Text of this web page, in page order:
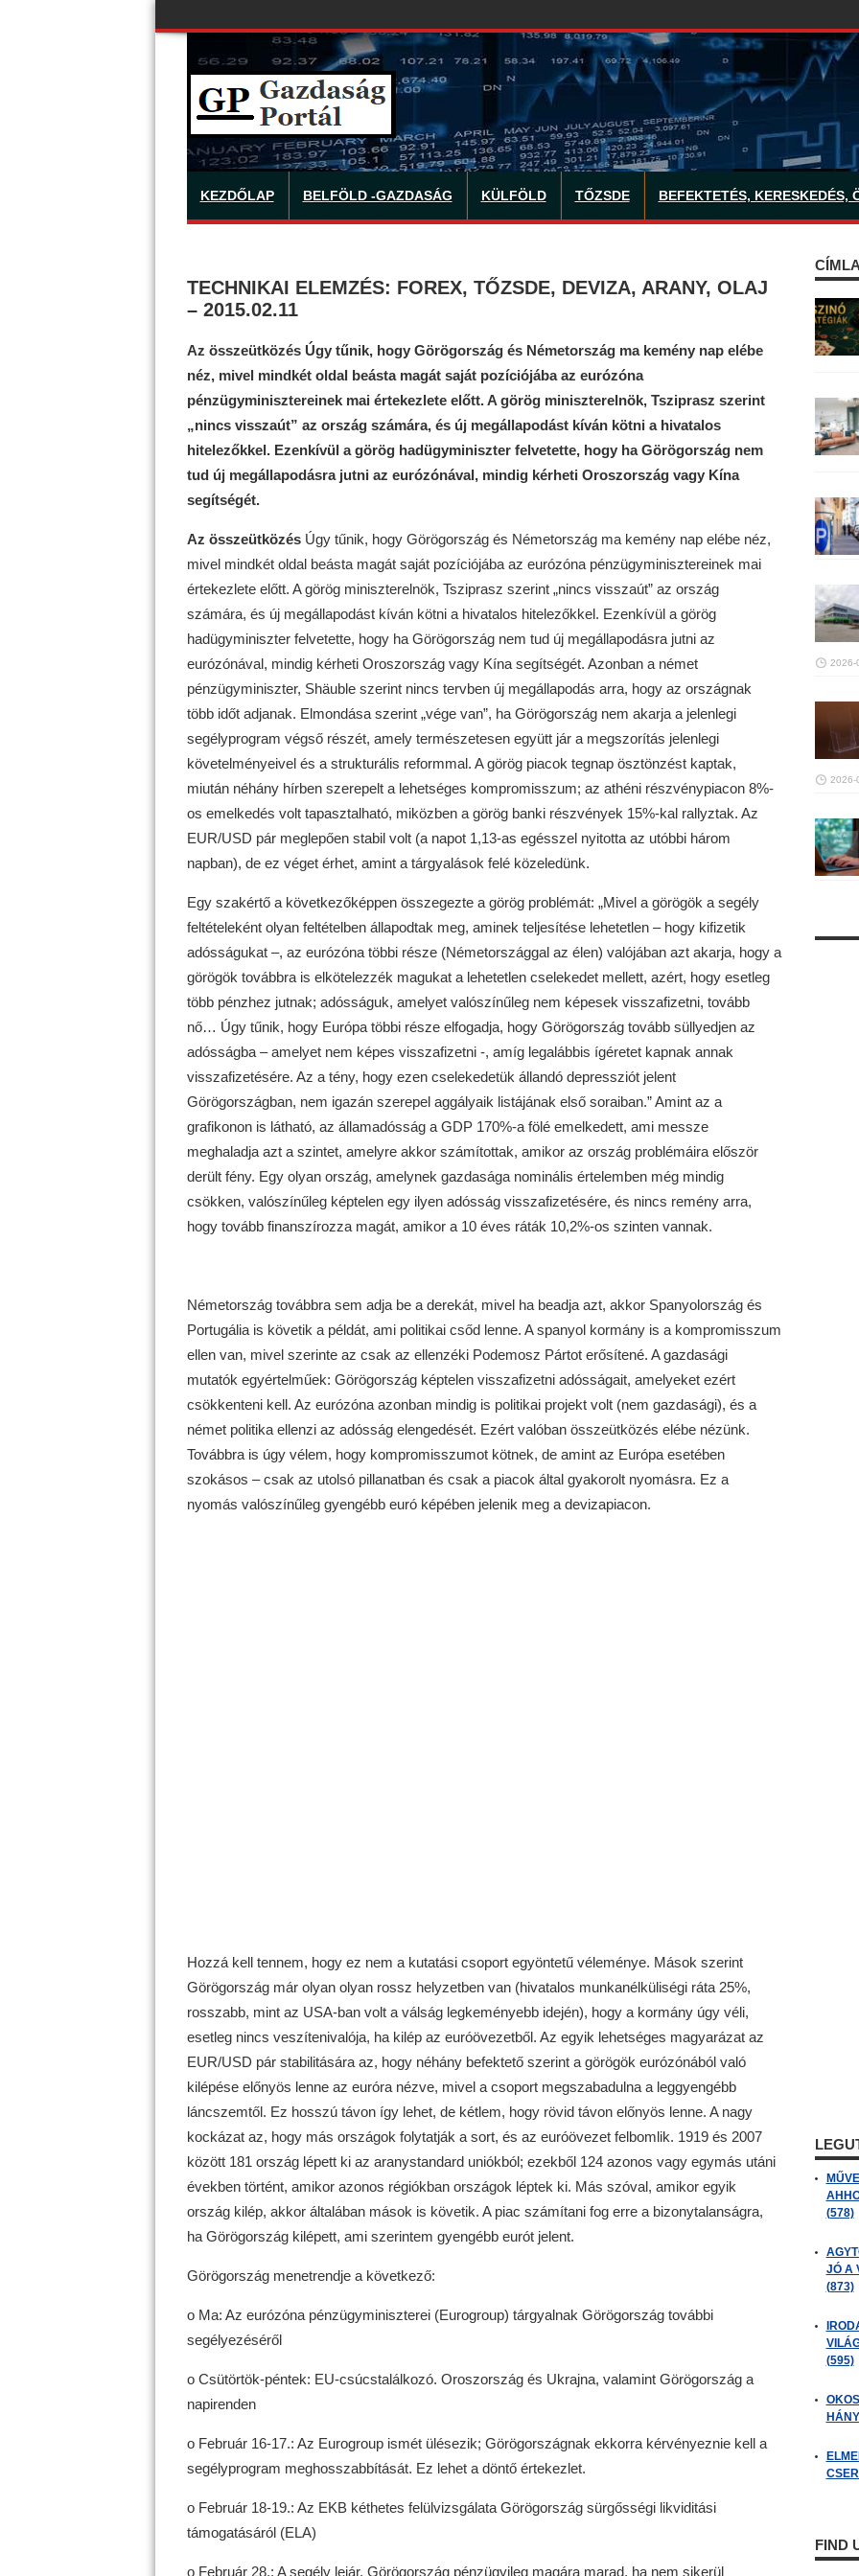
KEZDŐLAP BELFÖLD -GAZDASÁG KÜLFÖLD TŐZSDE BEFEKTETÉS, KERESKEDÉS,
TECHNIKAI ELEMZÉS: FOREX, TŐZSDE, DEVIZA, ARANY, OLAJ
– 2015.02.11
Az összeütközés Úgy tűnik, hogy Görögország és Németország ma kemény nap elébe
néz, mivel mindkét oldal beásta magát saját pozíciójába az eurózóna
pénzügyminisztereinek mai értekezlete előtt. A görög miniszterelnök, Tsziprasz szerint
„nincs visszaút” az ország számára, és új megállapodást kíván kötni a hivatalos
hitelezőkkel. Ezenkívül a görög hadügyminiszter felvetette, hogy ha Görögország nem
tud új megállapodásra jutni az eurózónával, mindig kérheti Oroszország vagy Kína
segítségét.
Az összeütközésÚgy tűnik, hogy Görögország és Németország ma kemény nap elébe néz,
mivel mindkét oldal beásta magát saját pozíciójába az eurózóna pénzügyminisztereinek mai
értekezlete előtt. A görög miniszterelnök, Tsziprasz szerint „nincs visszaút” az ország
számára, és új megállapodást kíván kötni a hivatalos hitelezőkkel. Ezenkívül a görög
hadügyminiszter felvetette, hogy ha Görögország nem tud új megállapodásra jutni az
eurózónával, mindig kérheti Oroszország vagy Kína segítségét. Azonban a német
pénzügyminiszter, Shäuble szerint nincs tervben új megállapodás arra, hogy az országnak
több időt adjanak. Elmondása szerint „vége van”, ha Görögország nem akarja a jelenlegi
segélyprogram végső részét, amely természetesen együtt jár a megszorítás jelenlegi
követelményeivel és a strukturális reformmal. A görög piacok tegnap ösztönzést kaptak,
miután néhány hírben szerepelt a lehetséges kompromisszum; az athéni részvénypiacon 8%-
os emelkedés volt tapasztalható, miközben a görög banki részvények 15%-kal rallyztak. Az
EUR/USD pár meglepően stabil volt (a napot 1,13-as egésszel nyitotta az utóbbi három
napban), de ez véget érhet, amint a tárgyalások felé közeledünk.
Egy szakértő a következőképpen összegezte a görög problémát: „Mivel a görögök a segély
feltételeként olyan feltételben állapodtak meg, aminek teljesítése lehetetlen – hogy kifizetik
adósságukat –, az eurózóna többi része (Németországgal az élen) valójában azt akarja, hogy a
görögök továbbra is elkötelezzék magukat a lehetetlen cselekedet mellett, azért, hogy esetleg
több pénzhez jutnak; adósságuk, amelyet valószínűleg nem képesek visszafizetni, tovább
nő… Úgy tűnik, hogy Európa többi része elfogadja, hogy Görögország tovább süllyedjen az
adósságba – amelyet nem képes visszafizetni -, amíg legalábbis ígéretet kapnak annak
visszafizetésére. Az a tény, hogy ezen cselekedetük állandó depressziót jelent
Görögországban, nem igazán szerepel aggályaik listájának első soraiban.” Amint az a
grafikonon is látható, az államadósság a GDP 170%-a fölé emelkedett, ami messze
meghaladja azt a szintet, amelyre akkor számítottak, amikor az ország problémáira először
derült fény. Egy olyan ország, amelynek gazdasága nominális értelemben még mindig
csökken, valószínűleg képtelen egy ilyen adósság visszafizetésére, és nincs remény arra,
hogy tovább finanszírozza magát, amikor a 10 éves ráták 10,2%-os szinten vannak.
Németország továbbra sem adja be a derekát, mivel ha beadja azt, akkor Spanyolország és
Portugália is követik a példát, ami politikai csőd lenne. A spanyol kormány is a kompromisszum
ellen van, mivel szerinte az csak az ellenzéki Podemosz Pártot erősítené. A gazdasági
mutatók egyértelműek: Görögország képtelen visszafizetni adósságait, amelyeket ezért
csökkenteni kell. Az eurózóna azonban mindig is politikai projekt volt (nem gazdasági), és a
német politika ellenzi az adósság elengedését. Ezért valóban összeütközés elébe nézünk.
Továbbra is úgy vélem, hogy kompromisszumot kötnek, de amint az Európa esetében
szokásos – csak az utolsó pillanatban és csak a piacok által gyakorolt nyomásra. Ez a
nyomás valószínűleg gyengébb euró képében jelenik meg a devizapiacon.
Hozzá kell tennem, hogy ez nem a kutatási csoport egyöntetű véleménye. Mások szerint
Görögország már olyan olyan rossz helyzetben van (hivatalos munkanélküliségi ráta 25%,
rosszabb, mint az USA-ban volt a válság legkeményebb idején), hogy a kormány úgy véli,
esetleg nincs veszítenivalója, ha kilép az euróövezetből. Az egyik lehetséges magyarázat az
EUR/USD pár stabilitására az, hogy néhány befektető szerint a görögök eurózónából való
kilépése előnyös lenne az euróra nézve, mivel a csoport megszabadulna a leggyengébb
láncszemtől. Ez hosszú távon így lehet, de kétlem, hogy rövid távon előnyös lenne. A nagy
kockázat az, hogy más országok folytatják a sort, és az euróövezet felbomlik. 1919 és 2007
között 181 ország lépett ki az aranystandard uniókból; ezekből 124 azonos vagy egymás utáni
években történt, amikor azonos régiókban országok léptek ki. Más szóval, amikor egyik
ország kilép, akkor általában mások is követik. A piac számítani fog erre a bizonytalanságra,
ha Görögország kilépett, ami szerintem gyengébb eurót jelent.
Görögország menetrendje a következő:
o Ma: Az eurózóna pénzügyminiszterei (Eurogroup) tárgyalnak Görögország további
segélyezéséről
o Csütörtök-péntek: EU-csúcstalálkozó. Oroszország és Ukrajna, valamint Görögország a
napirenden
o Február 16-17.: Az Eurogroup ismét ülésezik; Görögországnak ekkorra kérvényeznie kell a
segélyprogram meghosszabbítását. Ez lehet a döntő értekezlet.
o Február 18-19.: Az EKB kéthetes felülvizsgálata Görögország sürgősségi likviditási
támogatásáról (ELA)
o Február 28.: A segély lejár. Görögország pénzügyileg magára marad, ha nem sikerül
2026-
2026-
(578)
JÓ A
(873)
(595)
FIND